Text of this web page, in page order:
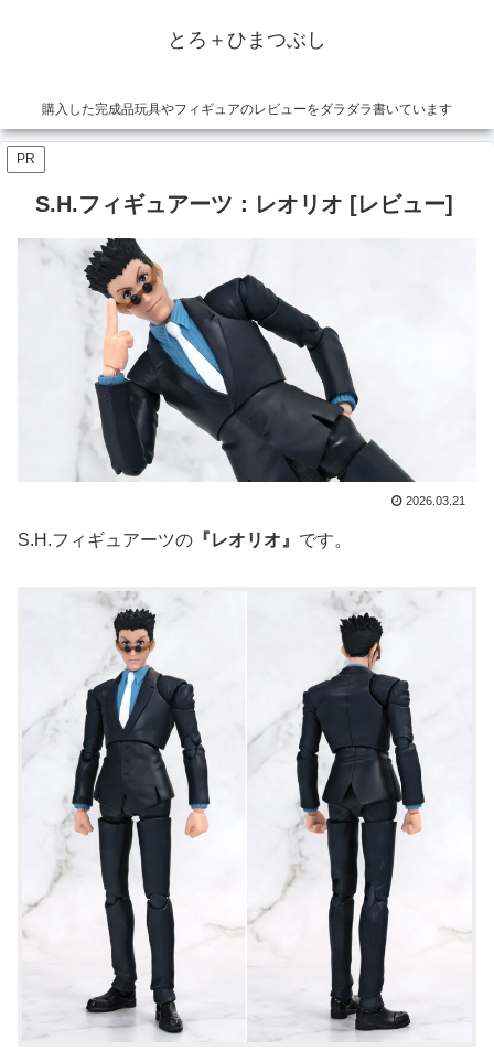
とろ＋ひまつぶし
購入した完成品玩具やフィギュアのレビューをダラダラ書いています
PR
S.H.フィギュアーツ：レオリオ [レビュー]
2026.03.21
S.H.フィギュアーツの 『レオリオ』 です。